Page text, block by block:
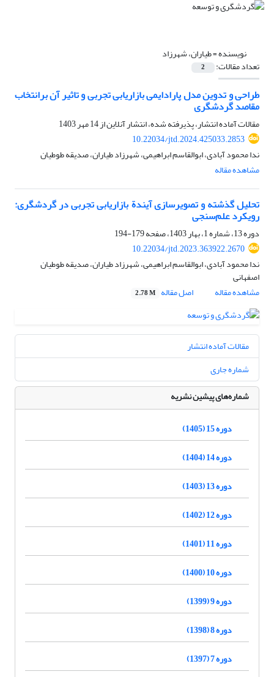
نویسنده =طیاران، شهرزاد
تعداد مقالات: 2
طراحی و تدوین مدل پارادایمی بازاریابی تجربی و تاثیر آن برانتخاب
مقاصد گردشگری
مقالات آماده انتشار، پذیرفته شده، انتشار آنلاین از14 مهر 1403
10.22034/jtd.2024.425033.2853
ندا محمود آبادی، ابوالقاسم ابراهیمی، شهرزاد طیاران، صدیقه طوطیان
مشاهده مقاله
تحلیل گذشته و تصویرسازی آیندة بازاریابی تجربی در گردشگری:
رویکرد علم‌سنجی
دوره 13، شماره 1، بهار 1403، صفحه
179-194
10.22034/jtd.2023.363922.2670
ندا محمود آبادی، ابوالقاسم ابراهیمی، شهرزاد طیاران، صدیقه طوطیان
اصفهانی
مشاهده مقاله
اصل مقاله 2.78 M
مقالات آماده انتشار
شماره جاری
شماره‌های پیشین نشریه
دوره 15 (1405)
دوره 14 (1404)
دوره 13 (1403)
دوره 12 (1402)
دوره 11 (1401)
دوره 10 (1400)
دوره 9 (1399)
دوره 8 (1398)
دوره 7 (1397)